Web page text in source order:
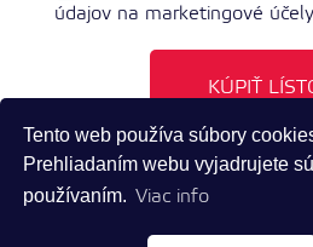
Tento web používa súbory
Prehliadaním webu vyjadrujete
používaním. Viac info
údajov na marketingové
KÚPIŤ